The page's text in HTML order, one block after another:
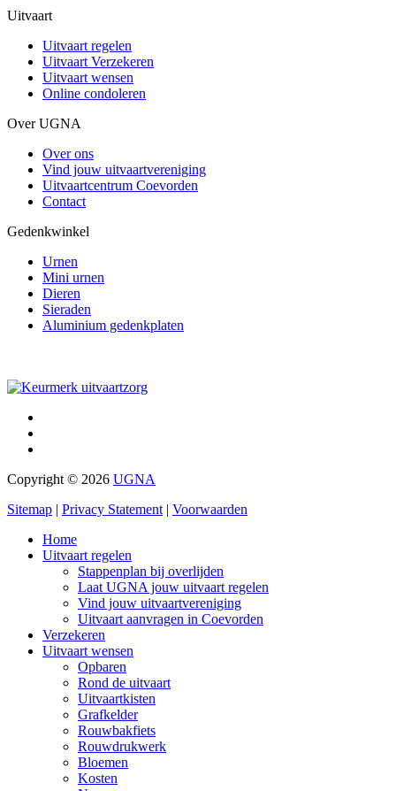
Uitvaart
Uitvaart regelen
Uitvaart Verzekeren
Uitvaart wensen
Online condoleren
Over UGNA
Over ons
Vind jouw uitvaartvereniging
Uitvaartcentrum Coevorden
Contact
Gedenkwinkel
Urnen
Mini urnen
Dieren
Sieraden
Aluminium gedenkplaten
Copyright © 2026 UGNA
Sitemap | Privacy Statement | Voorwaarden
Home
Uitvaart regelen
Stappenplan bij overlijden
Laat UGNA jouw uitvaart regelen
Vind jouw uitvaartvereniging
Uitvaart aanvragen in Coevorden
Verzekeren
Uitvaart wensen
Opbaren
Rond de uitvaart
Uitvaartkisten
Grafkelder
Rouwbakfiets
Rouwdrukwerk
Bloemen
Kosten